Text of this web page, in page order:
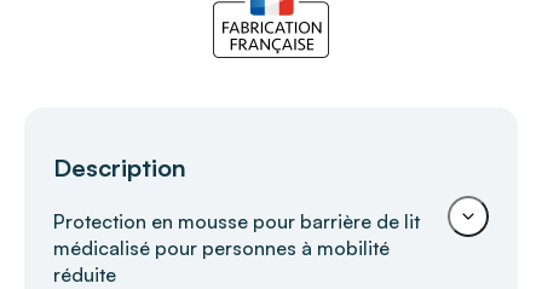
Description
Protection en mousse pour barrière de lit
médicalisé pour personnes à mobilité
réduite